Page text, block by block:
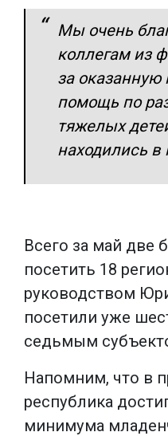
Мы очень
коллегам из
за оказанную
помощь по
тяжелых
находились
Всего за май две
посетить 18
руководством
посетили уже
седьмым
Напомним, что в
республика
минимума